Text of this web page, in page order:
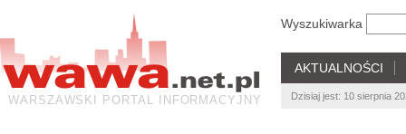
WARSZAWSKI PORTAL INFORMACYJNY
Wyszukiwarka
AKTUALNOŚCI
Dzisiaj jest: 10 sierpnia